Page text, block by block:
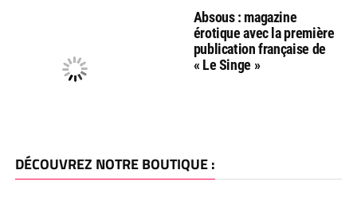
Absous : magazine
érotique avec la première
publication française de
« Le Singe »
DÉCOUVREZ NOTRE BOUTIQUE :